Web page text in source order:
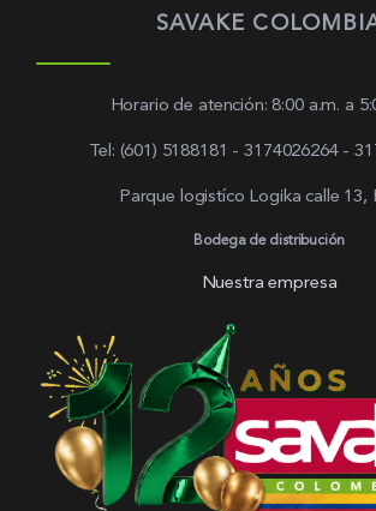
SAVAKE
Horario de atención: 8:00 a.m. a
Tel: (601) 5188181 - 3174026264 -
Parque logistíco Logika calle 13,
Bodega de distribución
Nuestra empresa